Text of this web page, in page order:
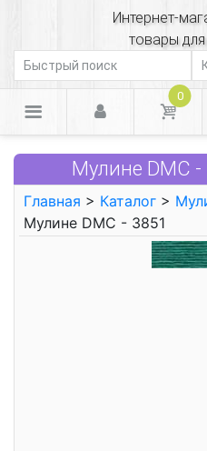
Интернет-
товары
0
Мулине DMC -
Главная > Каталог >
Мулине DMC - 3851